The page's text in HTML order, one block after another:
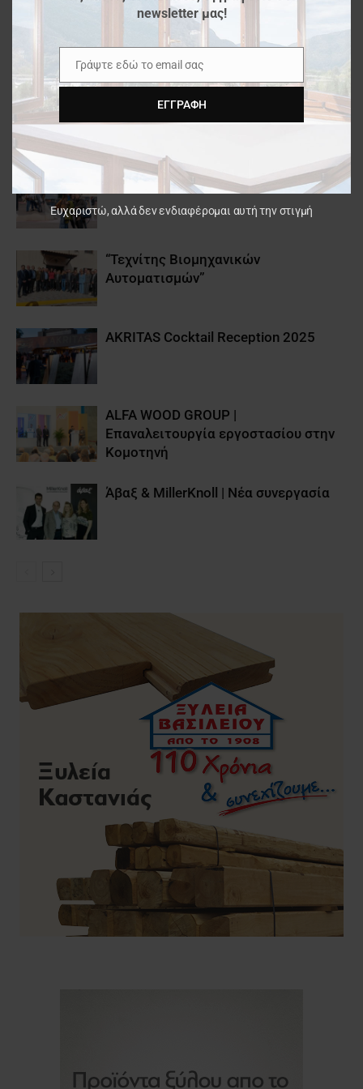
the Architect Show 2025
SICAM 2025
Maison & Objet 2026
“Τεχνίτης Βιομηχανικών
Αυτοματισμών”
AKRITAS Cocktail Reception 2025
ALFA WOOD GROUP |
Επαναλειτουργία εργοστασίου στην
Κομοτηνή
Άβαξ & MillerKnoll | Νέα συνεργασία
newsletter μας!
Email
Γράψτε εδώ το email σας
ΕΓΓΡΑΦΉ
Ευχαριστώ, αλλά δεν ενδιαφέρομαι αυτή την στιγμή